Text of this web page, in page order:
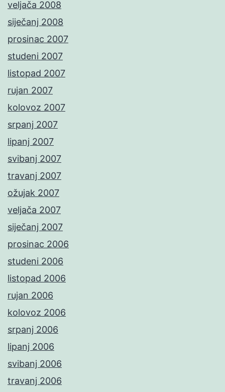
veljača 2008
siječanj 2008
prosinac 2007
studeni 2007
listopad 2007
rujan 2007
kolovoz 2007
srpanj 2007
lipanj 2007
svibanj 2007
travanj 2007
ožujak 2007
veljača 2007
siječanj 2007
prosinac 2006
studeni 2006
listopad 2006
rujan 2006
kolovoz 2006
srpanj 2006
lipanj 2006
svibanj 2006
travanj 2006